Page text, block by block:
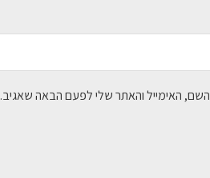
האימייל והאתר שלי לפעם הבאה שאגיב.